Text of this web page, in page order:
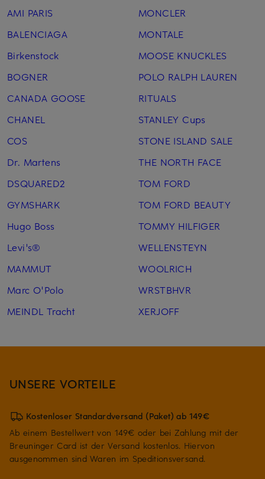
AMI PARIS
BALENCIAGA
Birkenstock
BOGNER
CANADA GOOSE
CHANEL
COS
Dr. Martens
DSQUARED2
GYMSHARK
Hugo Boss
Levi's®
MAMMUT
Marc O'Polo
MEINDL Tracht
MONCLER
MONTALE
MOOSE KNUCKLES
POLO RALPH LAUREN
RITUALS
STANLEY Cups
STONE ISLAND SALE
THE NORTH FACE
TOM FORD
TOM FORD BEAUTY
TOMMY HILFIGER
WELLENSTEYN
WOOLRICH
WRSTBHVR
XERJOFF
UNSERE VORTEILE
Kostenloser Standardversand (Paket) ab 149€
Ab einem Bestellwert von 149€ oder bei Zahlung mit der
Breuninger Card ist der Versand kostenlos. Hiervon
ausgenommen sind Waren im Speditionsversand.